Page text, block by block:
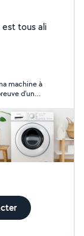
machine à
d’un
grand merci